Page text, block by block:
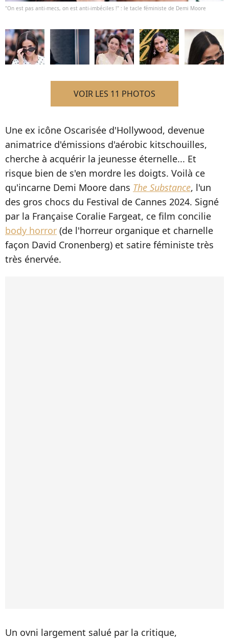
"On est pas anti-mecs, on est anti-imbéciles !" : le tacle féministe de Demi Moore
VOIR LES 11 PHOTOS
Une ex icône Oscarisée d'Hollywood, devenue
animatrice d'émissions d'aérobic kitschouilles,
cherche à acquérir la jeunesse éternelle... Et
risque bien de s'en mordre les doigts. Voilà ce
qu'incarne Demi Moore dans The Substance, l'un
des gros chocs du Festival de Cannes 2024. Signé
par la Française Coralie Fargeat, ce film concilie
body horror (de l'horreur organique et charnelle
façon David Cronenberg) et satire féministe très
très énervée.
Un ovni largement salué par la critique,